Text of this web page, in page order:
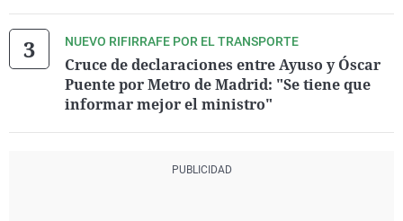
NUEVO RIFIRRAFE POR EL TRANSPORTE
Cruce de declaraciones entre Ayuso y Óscar
Puente por Metro de Madrid: "Se tiene que
informar mejor el ministro"